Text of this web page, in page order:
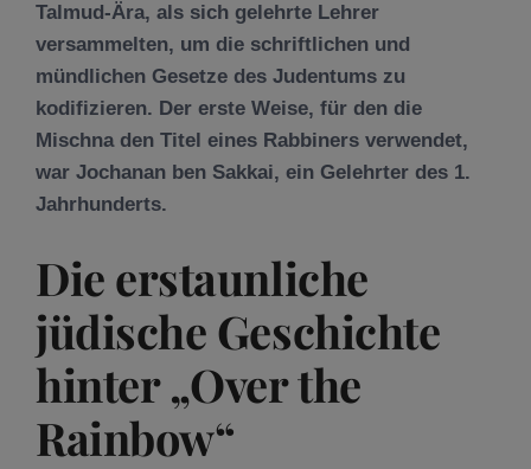
Talmud-Ära, als sich gelehrte Lehrer
versammelten, um die schriftlichen und
mündlichen Gesetze des Judentums zu
kodifizieren. Der erste Weise, für den die
Mischna den Titel eines Rabbiners verwendet,
war Jochanan ben Sakkai, ein Gelehrter des 1.
Jahrhunderts.
Die erstaunliche
jüdische Geschichte
hinter „Over the
Rainbow“